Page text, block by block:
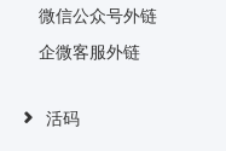
微信公众号外链
企微客服外链
活码